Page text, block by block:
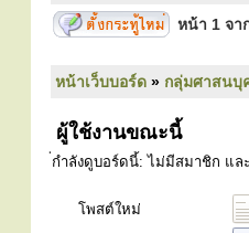
หน้า 1 จา
หน้าเว็บบอร์ด » กลุ่มศาสนบุ
ผู้ใช้งานขณะนี้
กำลังดูบอร์ดนี้: ไม่มีสมาชิก แล
โพสต์ใหม่